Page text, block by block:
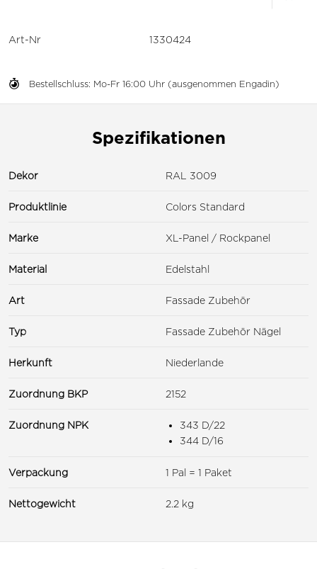
Bestellschluss: Mo-Fr 16:00 Uhr (ausgenommen Engadin)
Art-Nr 1330424
Spezifikationen
Dekor RAL 3009
Produktlinie Colors Standard
Marke XL-Panel / Rockpanel
Material Edelstahl
Art Fassade Zubehör
Typ Fassade Zubehör Nägel
Herkunft Niederlande
Zuordnung BKP 2152
Zuordnung NPK
343 D/22
344 D/16
Verpackung 1 Pal = 1 Paket
Nettogewicht 2.2 kg